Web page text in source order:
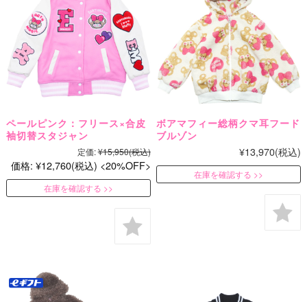
ペールピンク：フリース×合皮
袖切替スタジャン
定価:¥15,950(税込)
価格: ¥12,760(税込) 20%OFF
在庫を確認する
ボアマフィー総柄クマ耳フード
ブルゾン
¥13,970(税込)
在庫を確認する